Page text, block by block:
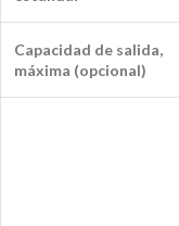
Capacidad de salida,
máxima (opcional)